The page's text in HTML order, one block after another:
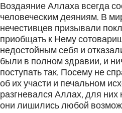
Воздаяние Аллаха всегда
человеческим деяниям. В
нечестивцев призывали
приобщать к Нему
недостойным себя и
были в полном здравии, и
поступать так. Посему не
об их участи и печальном
разгневался Аллах, для них
они лишились любой